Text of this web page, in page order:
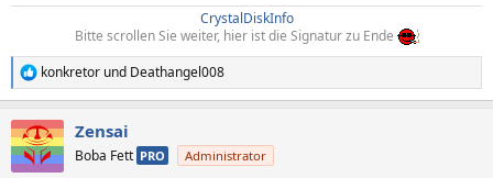
CrystalDiskInfo
Bitte scrollen Sie weiter, hier ist die Signatur zu Ende
R
e
k
t
i
konkretor und Deathangel008
Zensai
Boba Fett PRO Administrator